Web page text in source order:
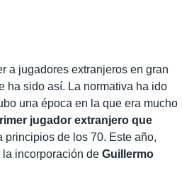
a jugadores extranjeros en gran
ha sido así. La normativa ha ido
una época en la que era mucho
jugador extranjero que
principios de los 70. Este año,
la incorporación deGuillermo